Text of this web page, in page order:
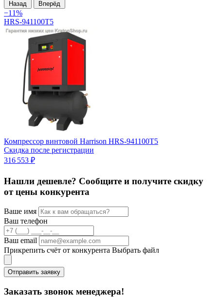
Назад Вперёд
−11%
HRS-941100T5
Компрессор винтовой Harrison HRS-941100T5
Скидка после регистрации
316 553 ₽
Нашли дешевле? Сообщите и получите скидку
от цены конкурента
Ваше имя
Ваш телефон
Ваш email
Прикрепить счёт от конкурента Выбрать файл
Отправить заявку
Заказать звонок менеджера!